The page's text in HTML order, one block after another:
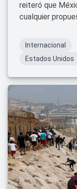
reiteró que
cualquier
Internacional
Estados Unidos